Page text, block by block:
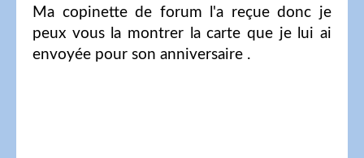
Ma copinette de forum l'a reçue donc je
peux vous la montrer la carte que je lui ai
envoyée pour son anniversaire .